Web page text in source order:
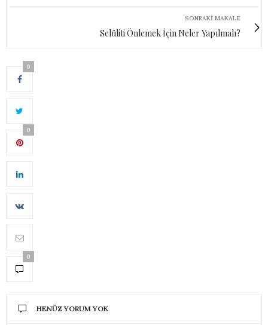
SONRAKI MAKALE
Selüliti Önlemek İçin Neler Yapılmalı?
0
0
0
HENÜZ YORUM YOK